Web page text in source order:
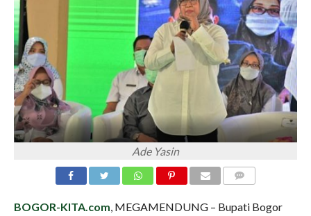
Ade Yasin
BOGOR-KITA.com, MEGAMENDUNG – Bupati Bogor